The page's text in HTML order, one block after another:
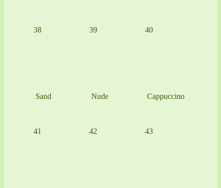
38
Sand
39
Nude
40
Cappuccino
41 42 43